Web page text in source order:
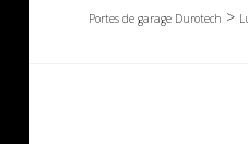
Portes de garage Durotech >